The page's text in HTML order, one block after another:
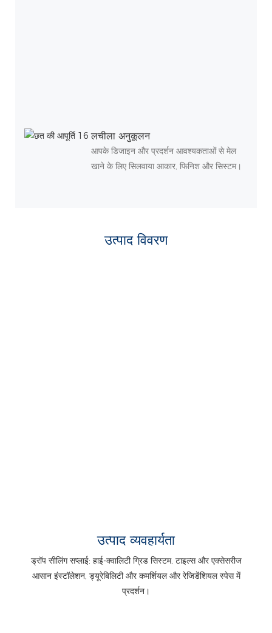
लचीला अनुकूलन
आपके डिजाइन और प्रदर्शन आवश्यकताओं से मेल
खाने के लिए सिलवाया आकार, फिनिश और सिस्टम।
उत्पाद विवरण
उत्पाद व्यवहार्यता
ड्रॉप सीलिंग सप्लाई: हाई-क्वालिटी ग्रिड सिस्टम, टाइल्स और एक्सेसरीज
आसान इंस्टॉलेशन, ड्यूरेबिलिटी और कमर्शियल और रेजिडेंशियल स्पेस में
प्रदर्शन।